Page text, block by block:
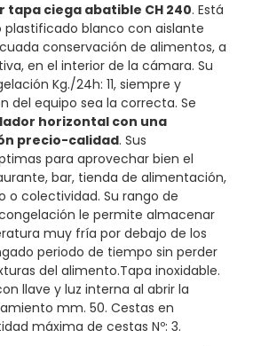
tapa ciega abatible CH 240. Está
blanco con aislante
conservación de alimentos, a
en el interior de la cámara. Su
Kg./24h: 11, siempre y
del equipo sea la correcta. Se
horizontal con una
precio-calidad. Sus
para aprovechar bien el
bar, tienda de alimentación,
o colectividad. Su rango de
le permite almacenar
muy fría por debajo de los
periodo de tiempo sin perder
del alimento.Tapa inoxidable.
llave y luz interna al abrir la
mm. 50. Cestas en
máxima de cestas Nº: 3.